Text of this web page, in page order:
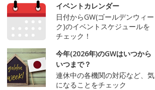
イベントカレンダー
日付からGW(ゴールデンウィー
ク)のイベントスケジュールを
チェック！
今年(2026年)のGWはいつから
いつまで？
連休中の各機関の対応など、気
になることをチェック